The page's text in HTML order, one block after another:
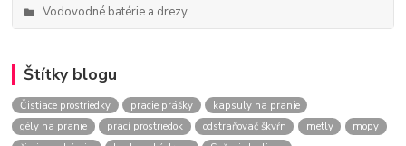
Vodovodné batérie a drezy
Štítky blogu
Čistiace prostriedky pracie prášky
kapsuly na pranie
gély na pranie
prací prostriedok odstraňovač škvŕn metly
mopy